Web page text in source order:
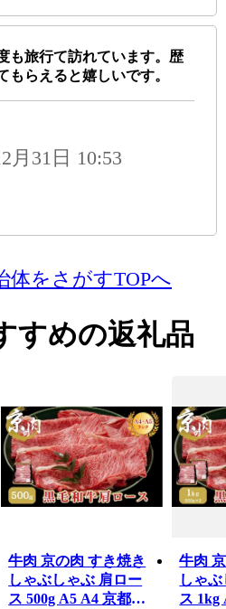
も旅行て訪れています。歴
もらえると嬉しいです。
月31日 10:53
体をさがすTOPへ
すめの返礼品
牛肉 京の肉 すき焼き
しゃぶしゃぶ 肩ロー
ス 500g A5 A4 京都産
牛肉
しゃ
ス 1kg